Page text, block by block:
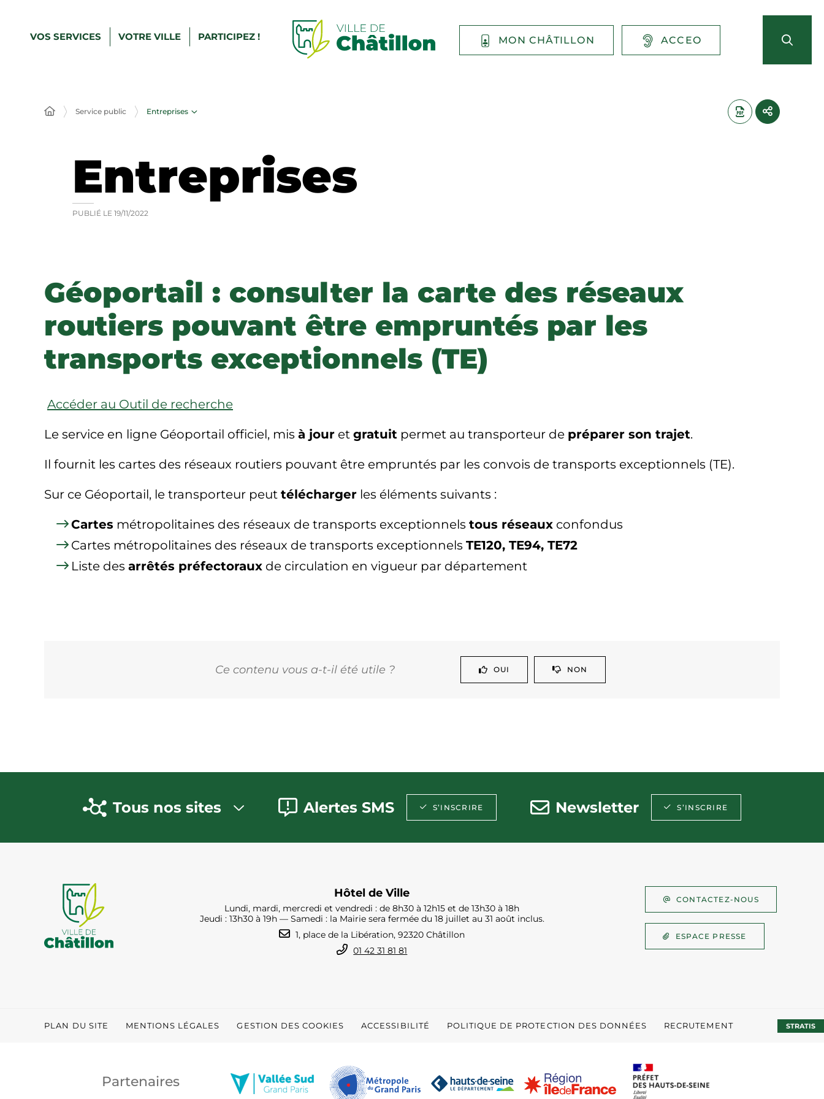
VOS SERVICES VOTRE VILLE PARTICIPEZ ! MON CHÂTILLON ACCEO
Service public Entreprises
Entreprises
PUBLIÉ LE 19/11/2022
Géoportail : consulter la carte des réseaux
routiers pouvant être empruntés par les
transports exceptionnels (TE)
Accéder au Outil de recherche
Le service en ligne Géoportail officiel, mis à jour et gratuit permet au transporteur de préparer son trajet.
Il fournit les cartes des réseaux routiers pouvant être empruntés par les convois de transports exceptionnels (TE).
Sur ce Géoportail, le transporteur peut télécharger les éléments suivants :
Cartes métropolitaines des réseaux de transports exceptionnels tous réseaux confondus
Cartes métropolitaines des réseaux de transports exceptionnels TE120, TE94, TE72
Liste des arrêtés préfectoraux de circulation en vigueur par département
Ce contenu vous a-t-il été utile ? OUI NON
Tous nos sites Alertes SMS S’INSCRIRE Newsletter S’INSCRIRE
Hôtel de Ville
Lundi, mardi, mercredi et vendredi : de 8h30 à 12h15 et de 13h30 à 18h
Jeudi : 13h30 à 19h — Samedi : la Mairie sera fermée du 18 juillet au 31 août inclus.
1, place de la Libération, 92320 Châtillon
01 42 31 81 81
CONTACTEZ-NOUS
ESPACE PRESSE
PLAN DU SITE MENTIONS LÉGALES GESTION DES COOKIES ACCESSIBILITÉ POLITIQUE DE PROTECTION DES DONNÉES RECRUTEMENT STRATIS
Partenaires